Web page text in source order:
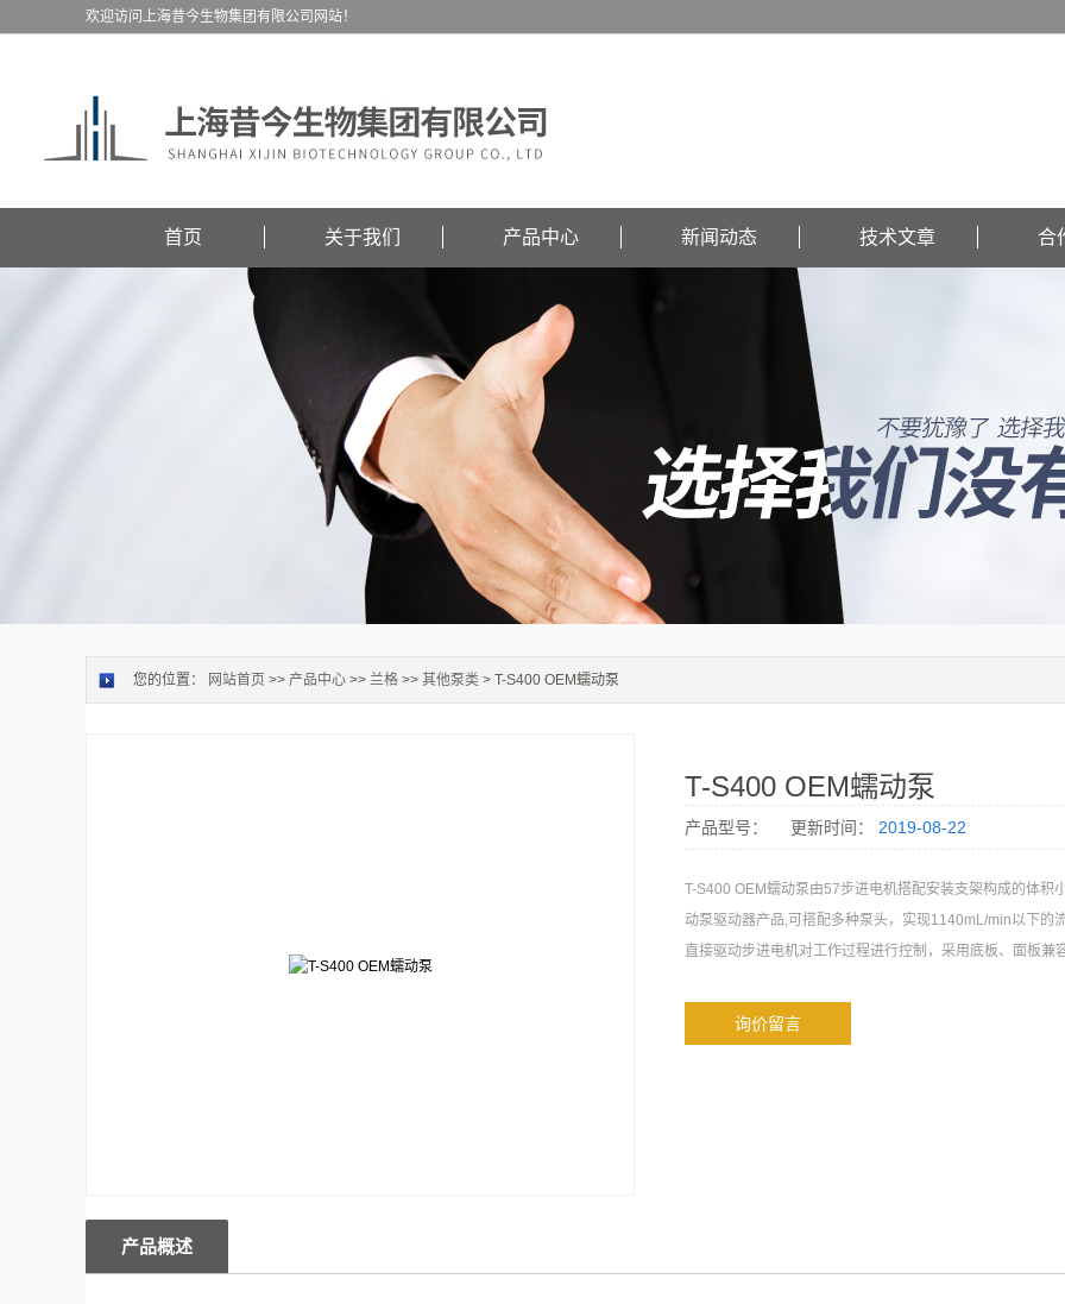
欢迎访问上海昔今生物集团有限公司网站！
首页 关于我们 产品中心 新闻动态 技术文章 合
您的位置： 网站首页 >> 产品中心 >> 兰格 >> 其他泵类 > T-S400 OEM蠕动泵
T-S400 OEM蠕动泵
产品型号： 更新时间： 2019-08-22
T-S400 OEM蠕动泵由57步进电机搭配安装支架构成的体积
动泵驱动器产品,可搭配多种泵头，实现1140mL/min以下的
直接驱动步进电机对工作过程进行控制，采用底板、面板兼
询价留言
产品概述